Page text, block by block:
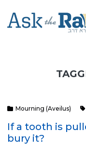
Mourning (Aveilus)
If a tooth is
bury it?